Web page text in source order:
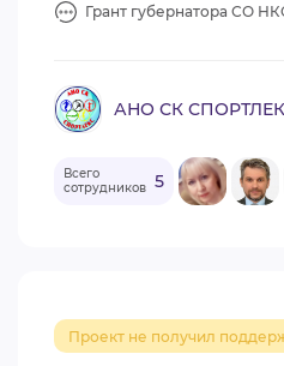
Грант губернатора СО
АНО СК
Всего
сотрудников 5
Проект не получил